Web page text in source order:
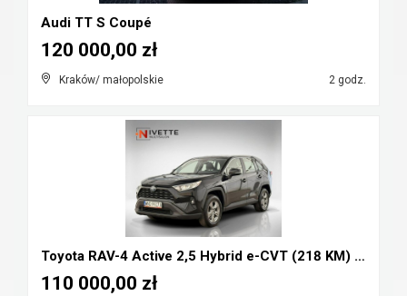
Audi TT S Coupé
Kraków/ małopolskie 2 godz.
120 000,00 zł
Toyota RAV-4 Active 2,5 Hybrid e-CVT (218 KM) Salo...
110 000,00 zł